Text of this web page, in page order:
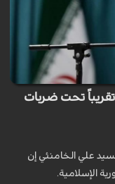
تقريباً تحت ضربات
علي الخامنئي إن
الإسلامية.